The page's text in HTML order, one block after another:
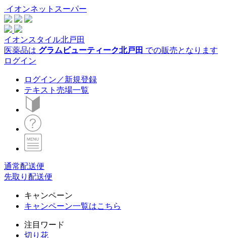
イオンネットスーパー
イオンスタイル北戸田
医薬品は グラムビューティーク北戸田 での販売となります
ログイン
ログイン／新規登録
テキスト売場一覧
通常配送便
先取り配送便
キャンペーン
キャンペーン一覧はこちら
注目ワード
切り花